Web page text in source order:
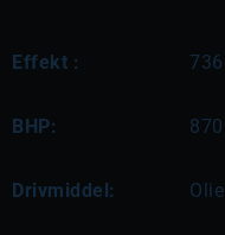
Effekt : 736
BHP: 870
Drivmiddel: Olie